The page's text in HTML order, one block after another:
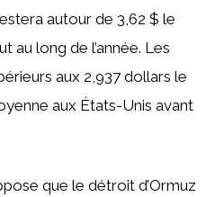
autour de 3,62 $ le
au long de l’année. Les
aux 2,937 dollars le
aux États-Unis avant
que le détroit d’Ormuz